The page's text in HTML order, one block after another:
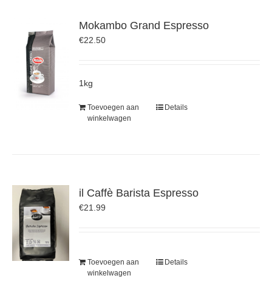
Mokambo Grand Espresso
€22.50
1kg
Toevoegen aan
winkelwagen
Details
il Caffè Barista Espresso
€21.99
Toevoegen aan
winkelwagen
Details